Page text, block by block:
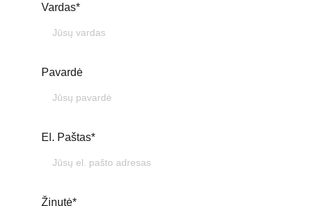
Vardas*
Pavardė
El. Paštas*
Žinutė*